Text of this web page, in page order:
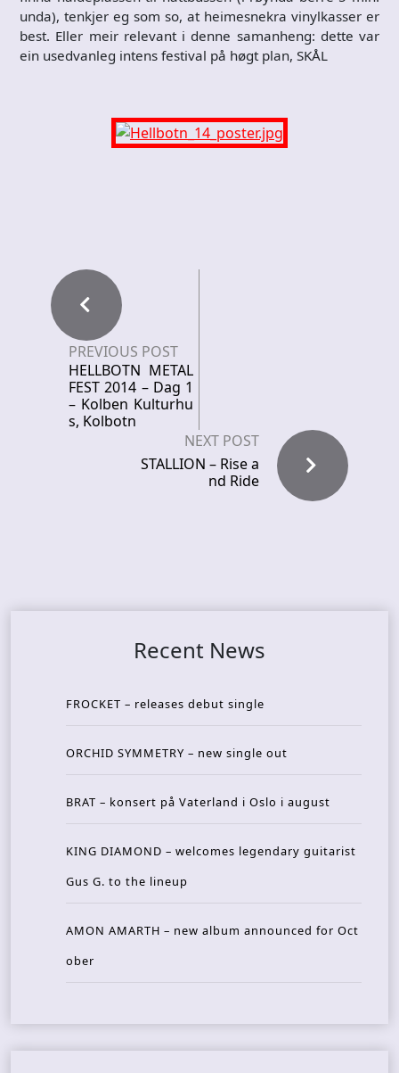
unda), tenkjer eg som so, at heimesnekra vinylkasser er
best. Eller meir relevant i denne samanheng: dette var
ein usedvanleg intens festival på høgt plan, SKÅL
PREVIOUS POST
HELLBOTN METAL
FEST 2014 – Dag 1
– Kolben Kulturhu
s, Kolbotn
NEXT POST
STALLION – Rise a
nd Ride
Recent News
FROCKET – releases debut single
ORCHID SYMMETRY – new single out
BRAT – konsert på Vaterland i Oslo i august
KING DIAMOND – welcomes legendary guitarist
Gus G. to the lineup
AMON AMARTH – new album announced for Oct
ober